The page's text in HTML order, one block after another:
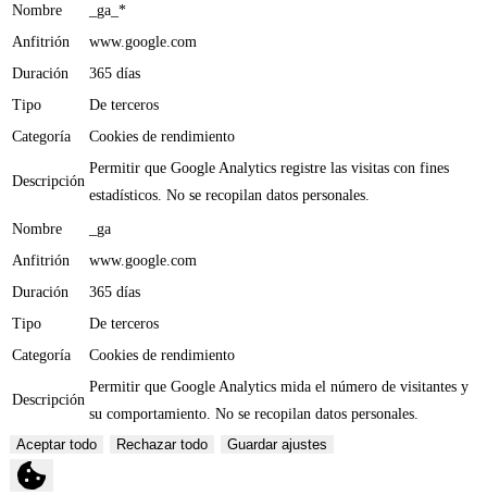
Nombre
_ga_*
Anfitrión
www.google.com
Duración
365 días
Tipo
De terceros
Categoría
Cookies de rendimiento
Descripción
Permitir que Google Analytics registre las visitas con fines
estadísticos. No se recopilan datos personales.
Nombre
_ga
Anfitrión
www.google.com
Duración
365 días
Tipo
De terceros
Categoría
Cookies de rendimiento
Descripción
Permitir que Google Analytics mida el número de visitantes y
su comportamiento. No se recopilan datos personales.
Aceptar todo
Rechazar todo Guardar ajustes